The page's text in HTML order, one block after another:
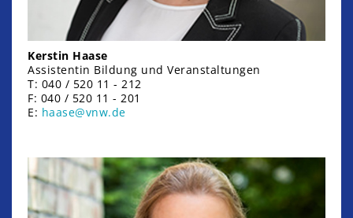
Kerstin Haase
Assistentin Bildung und Veranstaltungen
T: 040 / 520 11 - 212
F: 040 / 520 11 - 201
E: haase@vnw.de